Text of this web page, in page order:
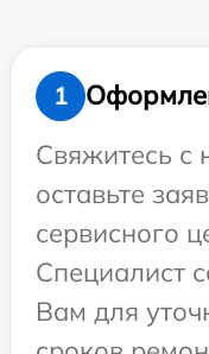
1
Свяжитесь с
оставьте
сервисного
Специалист
Вам для